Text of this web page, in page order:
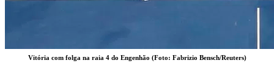
Vitória com folga na raia 4 do Engenhão (Foto: Fabrizio Bensch/Reuters)